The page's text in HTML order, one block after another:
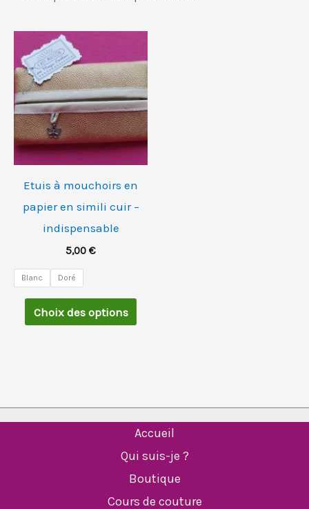
Etuis à mouchoirs en
papier en simili cuir –
indispensable
5,00 €
Blanc Doré
Choix des options
produit
a
plusieurs
variations.
Les
options
peuvent
être
page
Accueil
Qui suis-je ?
Boutique
Cours de couture